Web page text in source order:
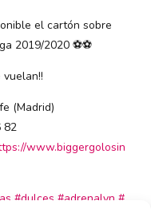
el cartón sobre
2019/2020 ⚽️⚽️
(Madrid)
82
www.biggergolosin
#dulces #adrenalyn #